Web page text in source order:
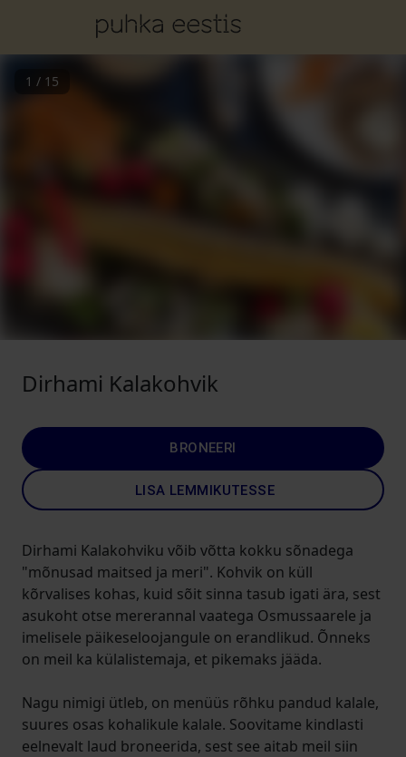
1 / 15
Dirhami Kalakohvik
BRONEERI
LISA LEMMIKUTESSE
Dirhami Kalakohviku võib võtta kokku sõnadega
"mõnusad maitsed ja meri". Kohvik on küll
kõrvalises kohas, kuid sõit sinna tasub igati ära, sest
asukoht otse mererannal vaatega Osmussaarele ja
imelisele päikeseloojangule on erandlikud. Õnneks
on meil ka külalistemaja, et pikemaks jääda.
Nagu nimigi ütleb, on menüüs rõhku pandud kalale,
suures osas kohalikule kalale. Soovitame kindlasti
eelnevalt laud broneerida, sest see aitab meil siin